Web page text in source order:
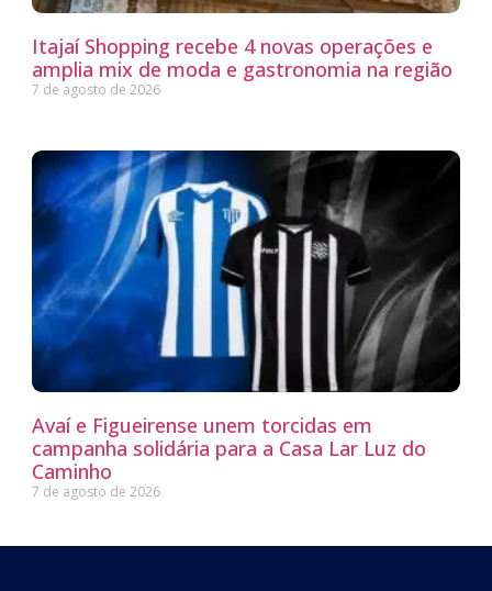
Itajaí Shopping recebe 4 novas operações e
amplia mix de moda e gastronomia na região
7 de agosto de 2026
Avaí e Figueirense unem torcidas em
campanha solidária para a Casa Lar Luz do
Caminho
7 de agosto de 2026